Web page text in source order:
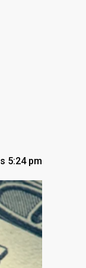
5:24 pm